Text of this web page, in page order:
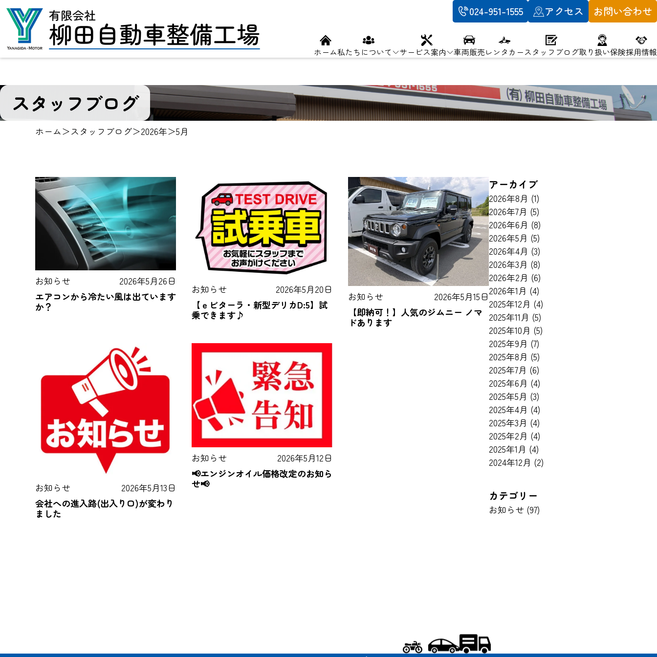
024-951-1555 アクセス お問い合わせ
ホーム私たちについて サービス案内 車両販売レンタカースタッフブログ取り扱い保険採用情報
スタッフブログ
ホーム＞スタッフブログ＞2026年＞5月
お知らせ
2026年5月26日
エアコンから冷たい風は出ています
か？
お知らせ
2026年5月20日
【ｅビターラ・新型デリカD:5】試
乗できます♪
お知らせ
2026年5月15日
【即納可！】人気のジムニー ノマ
ドあります
お知らせ
2026年5月13日
会社への進入路(出入り口)が変わり
ました
お知らせ
2026年5月12日
📢エンジンオイル価格改定のお知ら
せ📢
アーカイブ
2026年8月 (1)
2026年7月 (5)
2026年6月 (8)
2026年5月 (5)
2026年4月 (3)
2026年3月 (8)
2026年2月 (6)
2026年1月 (4)
2025年12月 (4)
2025年11月 (5)
2025年10月 (5)
2025年9月 (7)
2025年8月 (5)
2025年7月 (6)
2025年6月 (4)
2025年5月 (3)
2025年4月 (4)
2025年3月 (4)
2025年2月 (4)
2025年1月 (4)
2024年12月 (2)
カテゴリー
お知らせ (97)